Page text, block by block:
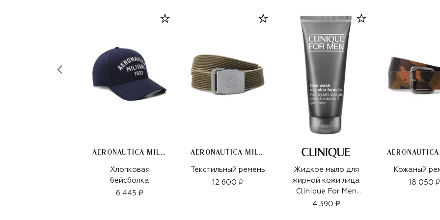
AERONAUTICA MILITARE
Хлопковая
бейсболка
6 445 ₽
AERONAUTICA MILITARE
Текстильный ремень
12 600 ₽
Жидкое мыло для
жирной кожи лица
Clinique For Men
Face Wash Oily Skin
4 390 ₽
Кожаный
18 050 ₽